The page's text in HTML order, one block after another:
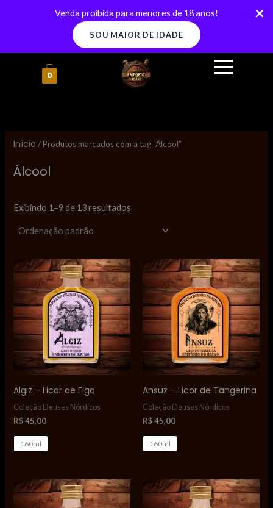
Venda proibida para menores de 18 anos!
SOU MAIOR DE IDADE
conteúdo
0
Início / Produtos marcados com a tag “Álcool”
Álcool
Exibindo 1–9 de 13 resultados
Algiz – Licor de Figo
Coleção Deuses Nórdicos
R$45,00
160ml
Ansuz – Licor de Tangerina
Coleção Deuses Nórdicos
R$45,00
160ml